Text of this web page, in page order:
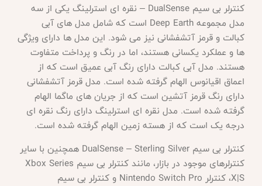
کنترلر بی سیم
DualSense – نقره ای استرلینگ یکی از سه
مدل مجموعه Deep Earth است که شامل مدل های آبی
کبالت و قرمز آتشفشانی نیز می شود. این مدل ها دارای ویژگی
ها و عملکرد یکسانی هستند، اما در رنگ و پرداخت متفاوت
هستند. مدل آبی کبالت دارای رنگ آبی عمیق است که از
اعماق اقیانوس الهام گرفته شده است. مدل قرمز آتشفشانی
دارای رنگ قرمز آتشین است که از جریان های ماگما الهام
گرفته شده است. مدل نقره ای استرلینگ دارای رنگ نقره ای
درجه یک است که از هسته زمین الهام گرفته شده است.
کنترلر بی سیم
DualSense – Sterling Silver همچنین با سایر
کنترلرهای موجود در بازار، مانند کنترلر بی سیم Xbox Series
X|S، کنترلر Nintendo Switch Pro و کنترلر بی سیم